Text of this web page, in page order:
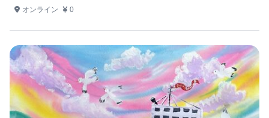
オンライン 0